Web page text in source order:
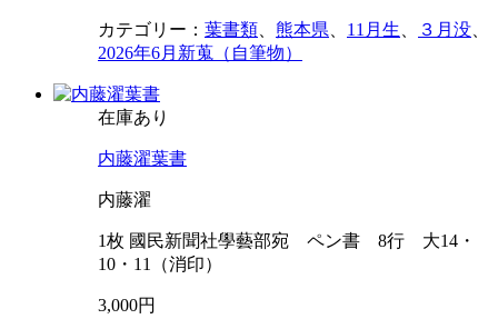
カテゴリー： 葉書類 熊本県 11月生 ３月没
2026年6月新蒐（自筆物）
在庫あり
内藤濯葉書
内藤濯
1枚 國民新聞社學藝部宛 ペン書 8行 大14・
10・11（消印）
3,000円